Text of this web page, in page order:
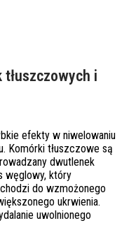
tłuszczowych i
efekty w niwelowaniu
Komórki tłuszczowe są
dwutlenek
węglowy, który
do wzmożonego
ukrwienia.
uwolnionego